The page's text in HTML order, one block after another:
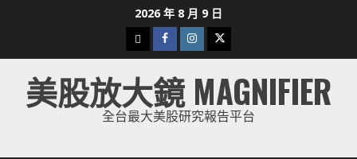
2026 年 8 月 9 日
下
載
美
股
Facebook
Instagram
Twitter
美股放大鏡 MAGNIFIER
全台最大美股研究報告平台